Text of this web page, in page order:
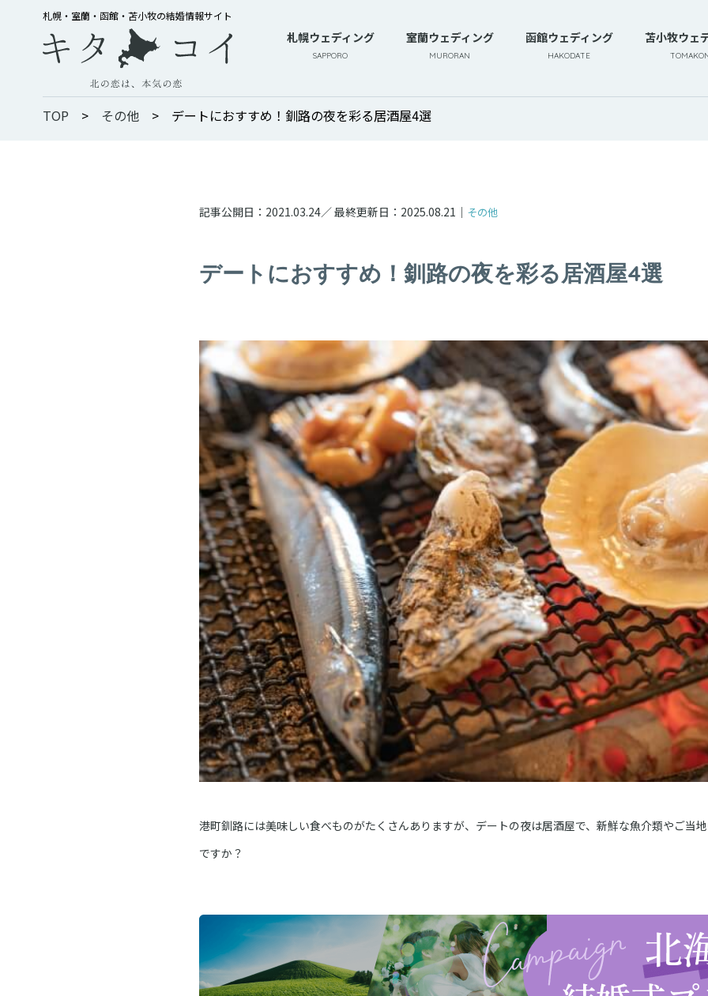
札幌・室蘭・函館・苫小牧の結婚情報サイト
札幌ウェディング
SAPPORO
室蘭ウェディング
MURORAN
函館ウェディング
HAKODATE
苫小牧ウェ
TOP > その他> デートにおすすめ！釧路の夜を彩る居酒屋4選
記事公開日： 2021.03.24／ 最終更新日： 2025.08.21 ｜ その他
デートにおすすめ！釧路の夜を彩る居酒屋4選
港町釧路には美味しい食べものがたくさんありますが、デートの夜は居酒屋で、新鮮な魚介類やご当
ですか？